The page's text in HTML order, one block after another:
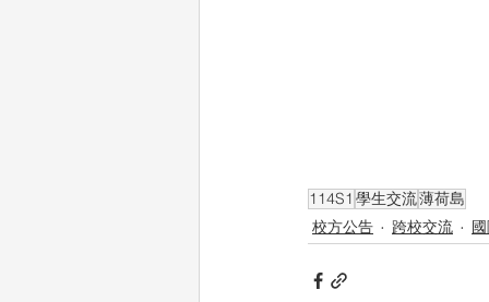
114S1 學生交流薄荷島
校方公告
跨校交流